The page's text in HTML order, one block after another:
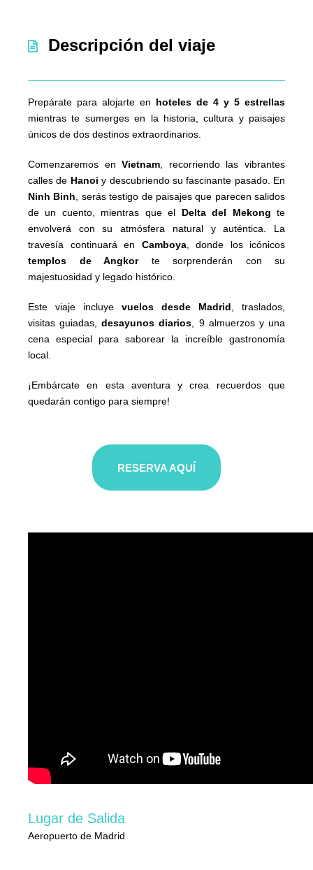
Descripción del viaje
Prepárate para alojarte en hoteles de 4 y 5 estrellas
mientras te sumerges en la historia, cultura y paisajes
únicos de dos destinos extraordinarios.
Comenzaremos enVietnam , recorriendo las vibrantes
calles de Hanoi y descubriendo su fascinante pasado. En
Ninh Binh , serás testigo de paisajes que parecen salidos
de un cuento, mientras que el Delta del Mekong te
envolverá con su atmósfera natural y auténtica. La
travesía continuará en Camboya, donde los icónicos
templos de Angkorte sorprenderán con su
majestuosidad y legado histórico.
Este viaje incluye vuelos desde Madrid , traslados,
visitas guiadas,desayunos diarios , 9 almuerzos y una
cena especial para saborear la increíble gastronomía
local.
¡Embárcate en esta aventura y crea recuerdos que
quedarán contigo para siempre!
RESERVA AQUÍ
Lugar de Salida
Aeropuerto de Madrid